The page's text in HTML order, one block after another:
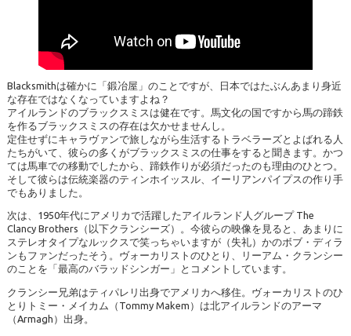
Blacksmithは確かに「鍛冶屋」のことですが、日本ではたぶんあまり身近
な存在ではなくなっていますよね？
アイルランドのブラックスミスは健在です。馬文化の国ですから馬の蹄鉄
を作るブラックスミスの存在は欠かせませんし。
定住せずにキャラヴァンで旅しながら生活するトラベラーズとよばれる人
たちがいて、彼らの多くがブラックスミスの仕事をすると聞きます。かつ
ては馬車での移動でしたから、蹄鉄作りが必須だったのも理由のひとつ。
そして彼らは伝統楽器のティンホイッスル、イーリアンパイプスの作り手
でもありました。
次は、1950年代にアメリカで活躍したアイルランド人グループ The
Clancy Brothers（以下クランシーズ）。今彼らの映像を見ると、あまりに
ステレオタイプなルックスで笑っちゃいますが（失礼）かのボブ・ディラ
ンもファンだったそう。ヴォーカリストのひとり、リーアム・クランシー
のことを「最高のバラッドシンガー」とコメントしています。
クランシー兄弟はティパレリ出身でアメリカへ移住。ヴォーカリストのひ
とりトミー・メイカム（Tommy Makem）は北アイルランドのアーマ
（Armagh）出身。